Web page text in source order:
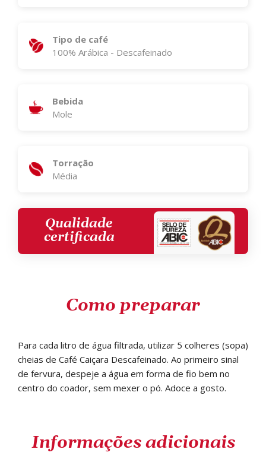
Tipo de café
100% Arábica - Descafeinado
Bebida
Mole
Torração
Média
Qualidade
certificada
Como preparar
Para cada litro de água filtrada, utilizar 5 colheres (sopa)
cheias de Café Caiçara Descafeinado. Ao primeiro sinal
de fervura, despeje a água em forma de fio bem no
centro do coador, sem mexer o pó. Adoce a gosto.
Informações adicionais